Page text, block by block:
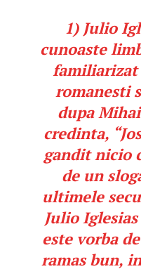
1) Julio
cunoaste
familiarizat
romanesti
dupa
credinta,
gandit nicio
de un
ultimele
Julio
este vorba
ramas bun,